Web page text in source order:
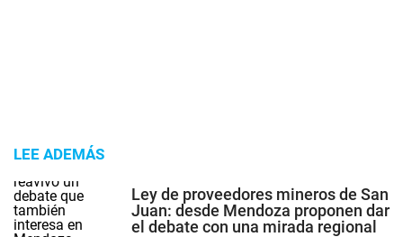
LEE ADEMÁS
Ley de proveedores mineros de San
Juan: desde Mendoza proponen dar
el debate con una mirada regional